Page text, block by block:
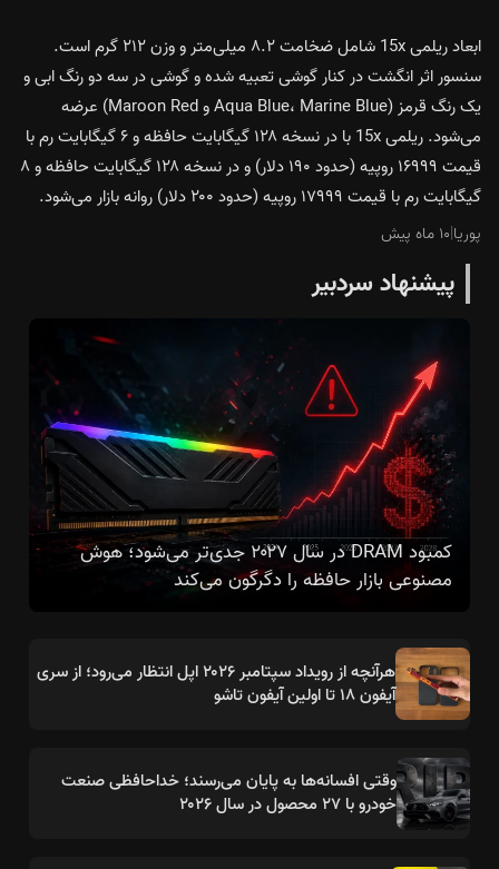
ابعاد ریلمی 15x شامل ضخامت ۸.۲ میلی‌متر و وزن ۲۱۲ گرم است.
سنسور اثر انگشت در کنار گوشی تعبیه شده و گوشی در سه دو رنگ ابی و
یک رنگ قرمز (Aqua Blue، Marine Blue و Maroon Red) عرضه
می‌شود. ریلمی 15x با در نسخه‌ ۱۲۸ گیگابایت حافظه و ۶ گیگابایت رم با
قیمت ۱۶۹۹۹ روپیه (حدود ۱۹۰ دلار) و در نسخه‌ ۱۲۸ گیگابایت حافظه و ۸
گیگابایت رم با قیمت ۱۷۹۹۹ روپیه (حدود ۲۰۰ دلار) روانه بازار می‌شود.
پوریا|۱۰ ماه پیش
پیشنهاد سردبیر
کمبود DRAM در سال ۲۰۲۷ جدی‌تر می‌شود؛ هوش
مصنوعی بازار حافظه را دگرگون می‌کند
هرآنچه از رویداد سپتامبر ۲۰۲۶ اپل انتظار می‌رود؛ از سری
آیفون ۱۸ تا اولین آیفون تاشو
وقتی افسانه‌ها به پایان می‌رسند؛ خداحافظی صنعت
خودرو با ۲۷ محصول در سال ۲۰۲۶